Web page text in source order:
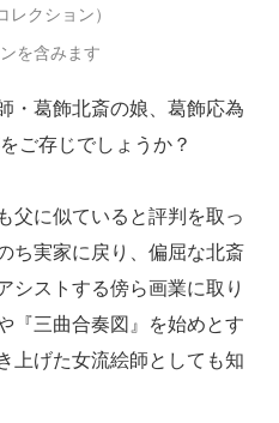
レクション）
を含みます
・葛飾北斎の娘、葛飾応為
ご存じでしょうか？
に似ていると評判を取っ
ち実家に戻り、偏屈な北斎
シストする傍ら画業に取り
『三曲合奏図』を始めとす
上げた女流絵師としても知